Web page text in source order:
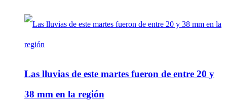
Las lluvias de este martes fueron de entre 20 y
38 mm en la región